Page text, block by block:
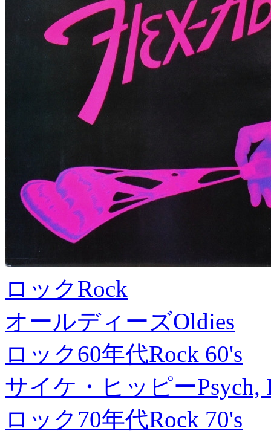
ロックRock
オールディーズOldies
ロック60年代Rock 60's
サイケ・ヒッピーPsych,
ロック70年代Rock 70's